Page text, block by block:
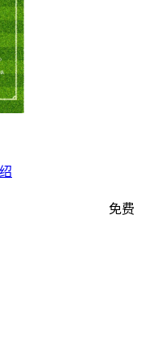
免费